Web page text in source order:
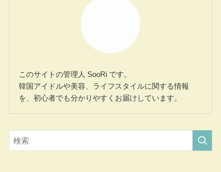
このサイトの管理人 SooRi です。
韓国アイドルや美容、ライフスタイルに関する情報
を、初心者でも分かりやすくお届けしています。